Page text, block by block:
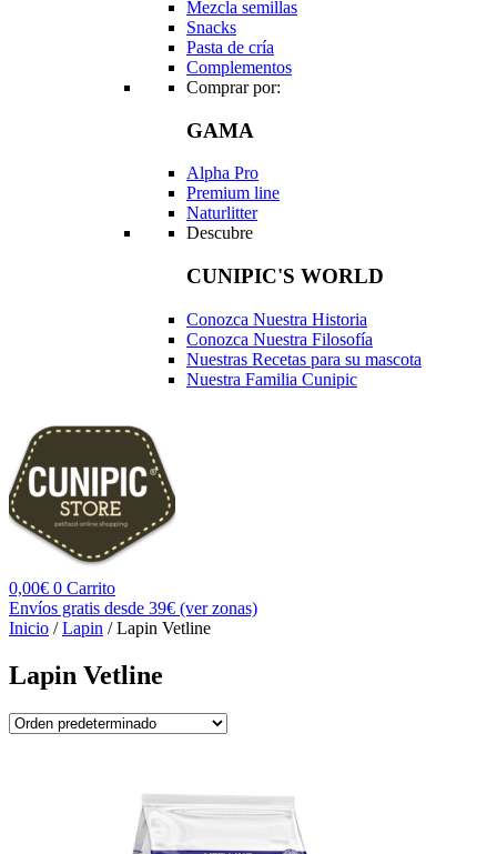
Mezcla semillas
Snacks
Pasta de cría
Complementos
Comprar por:
GAMA
Alpha Pro
Premium line
Naturlitter
Descubre
CUNIPIC'S WORLD
Conozca Nuestra Historia
Conozca Nuestra Filosofía
Nuestras Recetas para su mascota
Nuestra Familia Cunipic
0,00€ 0 Carrito
Envíos gratis desde 39€ (ver zonas)
Inicio /Lapin / Lapin Vetline
Lapin Vetline